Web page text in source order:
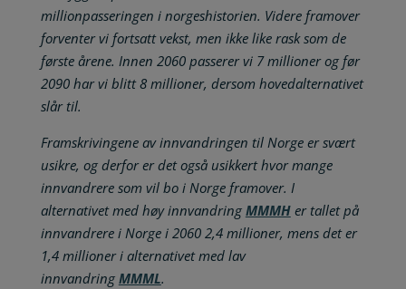
millionpasseringen i norgeshistorien. Videre framover
forventer vi fortsatt vekst, men ikke like rask som de
første årene. Innen 2060 passerer vi 7 millioner og før
2090 har vi blitt 8 millioner, dersom hovedalternativet
slår til.
Framskrivingene av innvandringen til Norge er svært
usikre, og derfor er det også usikkert hvor mange
innvandrere som vil bo i Norge framover. I
alternativet med høy innvandring MMMHer tallet på
innvandrere i Norge i 2060 2,4 millioner, mens det er
1,4 millioner i alternativet med lav
innvandring MMML.